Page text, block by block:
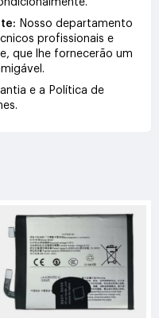
Nosso departamento
profissionais e
que lhe fornecerão um
e a Política de